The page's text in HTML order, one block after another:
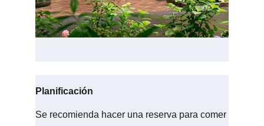
Planificación
Se recomienda hacer una reserva para comer